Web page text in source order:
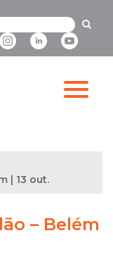
| 13 out.
– Belém